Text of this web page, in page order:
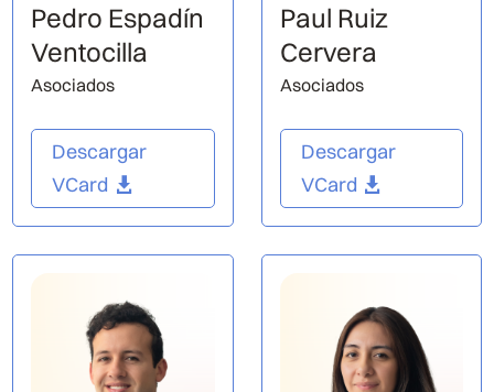
Pedro Espadín
Ventocilla
Asociados
Descargar
VCard
Paul Ruiz
Cervera
Asociados
Descargar
VCard